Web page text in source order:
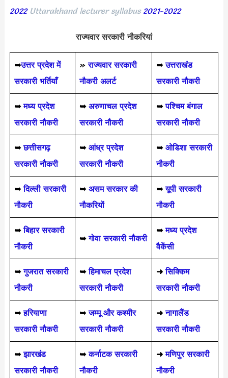
2022Uttarakhand lecturer syllabus 2021-2022
राज्यवार सरकारी नौकरियां
➥उत्तर प्रदेश में
सरकारी भर्तियाँ
»राज्यवार सरकारी
नौकरी अलर्ट
➥ उत्तराखंड
सरकारी नौकरी
➥ मध्य प्रदेश
सरकारी नौकरी
➥ अरुणाचल प्रदेश
सरकारी नौकरी
➥ पश्चिम बंगाल
सरकारी नौकरी
➥ छत्तीसगढ़
सरकारी नौकरी
➥ आंध्र प्रदेश
सरकारी नौकरी
➥ ओडिशा सरकारी
नौकरी
➥ दिल्ली सरकारी
नौकरी
➥ असम सरकार की
नौकरियों
➥ यूपी सरकारी
नौकरी
➥बिहार सरकारी
नौकरी
➥गोवा सरकारी नौकरी
➥ मध्य प्रदेश
वैकेंसी
➥ गुजरात सरकारी
नौकरी
➥हिमाचल प्रदेश
सरकारी नौकरी
➜ सिक्किम
सरकारी नौकरी
➥हरियाणा
सरकारी नौकरी
➥जम्मू और कश्मीर
सरकारी नौकरी
➜ नागालैंड
सरकारी नौकरी
➥ झारखंड
सरकारी नौकरी
➥ कर्नाटक सरकारी
नौकरी
➜ मणिपुर सरकारी
नौकरी